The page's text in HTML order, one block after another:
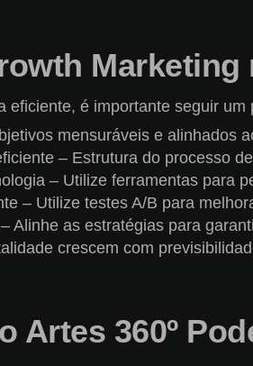
Marketing
eficiente, é importante seguir um
mensuráveis ​​e alinhados
– Estrutura do processo
– Utilize ferramentas para
– Utilize testes A/B para
Alinhe as estratégias para
crescem com
Artes 360º